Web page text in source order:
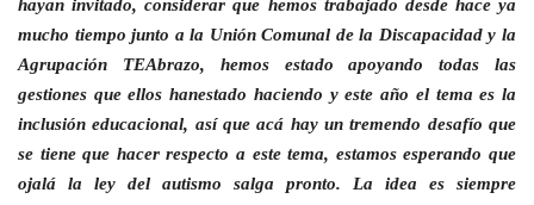
hayan invitado, considerar que hemos trabajado desde hace ya
mucho tiempo junto a la Unión Comunal de la Discapacidad y la
Agrupación TEAbrazo, hemos estado apoyando todas las
gestiones que ellos hanestado haciendo y este año el tema es la
inclusión educacional, así que acá hay un tremendo desafío que
se tiene que hacer respecto a este tema, estamos esperando que
ojalá la ley del autismo salga pronto. La idea es siempre